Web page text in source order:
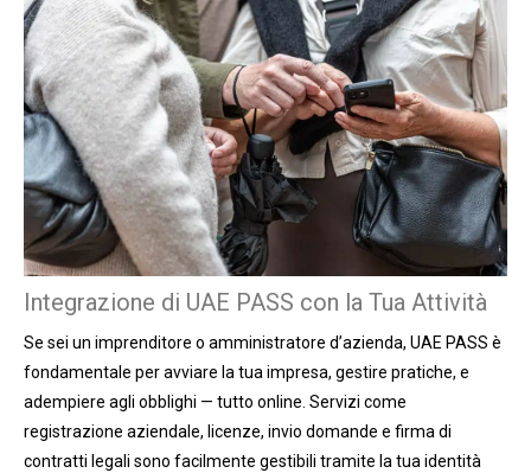
Integrazione di UAE PASS con la Tua Attività
Se sei un imprenditore o amministratore d’azienda, UAE PASS è
fondamentale per avviare la tua impresa, gestire pratiche, e
adempiere agli obblighi — tutto online. Servizi come
registrazione aziendale, licenze, invio domande e firma di
contratti legali sono facilmente gestibili tramite la tua identità